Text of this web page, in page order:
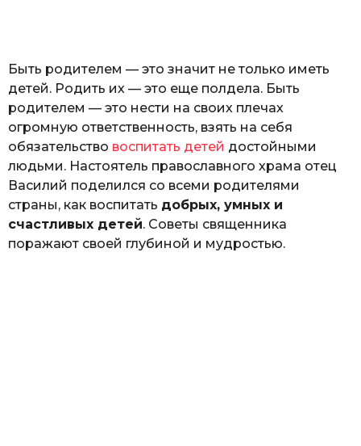
р
к
л
ю
к
Быть родителем — это значит не только иметь
детей. Родить их — это еще полдела. Быть
родителем — это нести на своих плечах
огромную ответственность, взять на себя
обязательство воспитать детей достойными
людьми. Настоятель православного храма отец
Василий поделился со всеми родителями
страны, как воспитать добрых, умных и
счастливых детей. Советы священника
поражают своей глубиной и мудростью.